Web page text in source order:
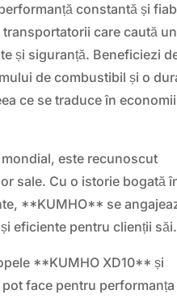
constantă și
care caută un
și siguranță. Beneficiezi
de combustibil și o
ce se traduce în economii
este recunoscut
sale. Cu o istorie bogată
**KUMHO** se
eficiente pentru clienții săi.
**KUMHO XD10** și
face pentru performanța